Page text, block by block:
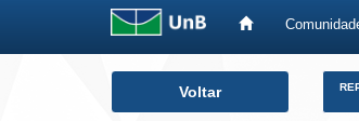
Voltar